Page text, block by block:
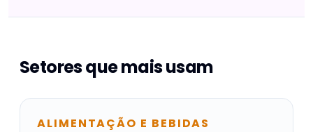
Setores que mais usam
ALIMENTAÇÃO E BEBIDAS